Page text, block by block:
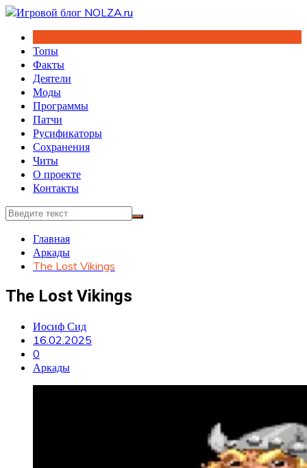
Перейти
содержимому
Топы
Факты
Деятели
Моды
Программы
Патчи
Русификаторы
Сохранения
Читы
О проекте
Контакты
Главная
Аркады
The Lost Vikings
The Lost Vikings
Иосиф Сид
16.02.2025
0
Аркады